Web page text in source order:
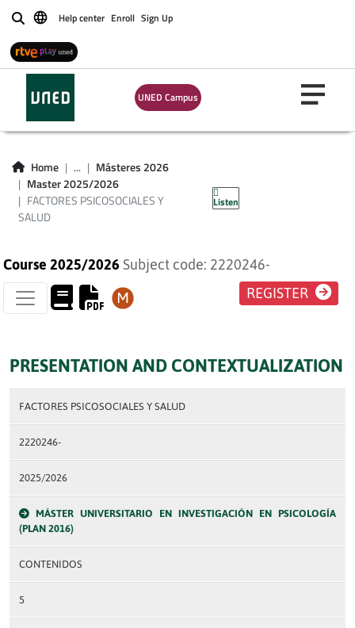
BuscarHelp center Enroll Sign Up
UNED Campus
Home ...
Másteres 2026
Master 2025/2026
FACTORES PSICOSOCIALES Y
SALUD
Listen
FACTORES
PSICOSOCIALES Y
SALUD
Course 2025/2026 Subject code: 2220246-
REGISTER
PRESENTATION AND CONTEXTUALIZATION
FACTORES PSICOSOCIALES Y SALUD
2220246-
2025/2026
MÁSTER UNIVERSITARIO EN INVESTIGACIÓN EN PSICOLOGÍA
(PLAN 2016)
CONTENIDOS
5